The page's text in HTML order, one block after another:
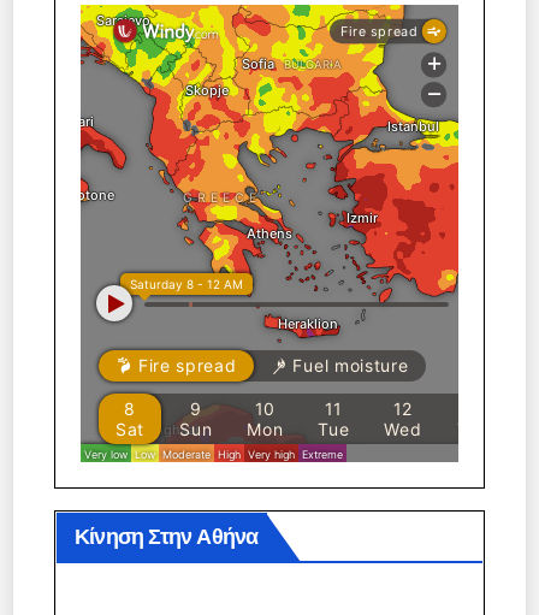
Κίνηση Στην Αθήνα